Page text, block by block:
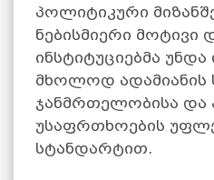
პოლიტიკური
ნებისმიერი მოტივი
ინსტიტუციებმა
მხოლოდ ადამიანის
ჯანმრთელობისა და
უსაფრთხოების
სტანდარტით.